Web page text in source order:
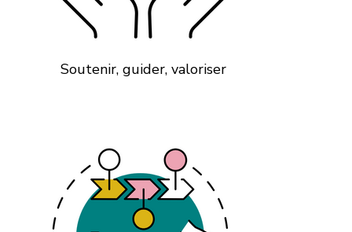
Soutenir, guider, valoriser